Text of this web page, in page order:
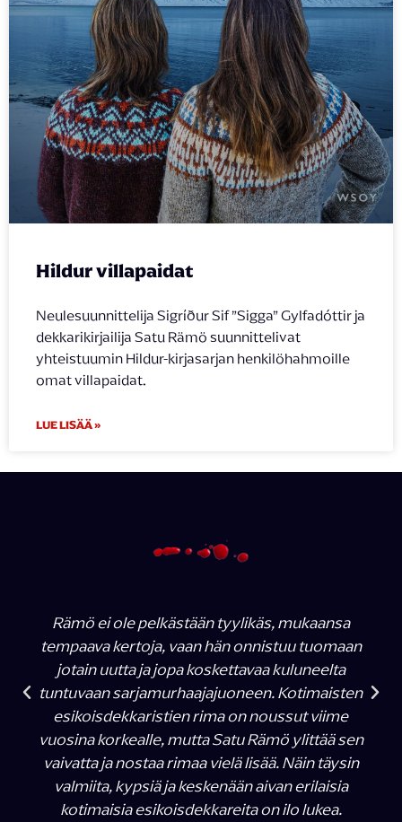
Hildur villapaidat
Neulesuunnittelija Sigríður Sif ”Sigga” Gylfadóttir ja
dekkarikirjailija Satu Rämö suunnittelivat
yhteistuumin Hildur-kirjasarjan henkilöhahmoille
omat villapaidat.
LUE LISÄÄ »
Rämö ei ole pelkästään tyylikäs, mukaansa
tempaava kertoja, vaan hän onnistuu tuomaan
jotain uutta ja jopa koskettavaa kuluneelta
tuntuvaan sarjamurhaajajuoneen. Kotimaisten
esikoisdekkaristien rima on noussut viime
vuosina korkealle, mutta Satu Rämö ylittää sen
vaivatta ja nostaa rimaa vielä lisää. Näin täysin
valmiita, kypsiä ja keskenään aivan erilaisia
kotimaisia esikoisdekkareita on ilo lukea.